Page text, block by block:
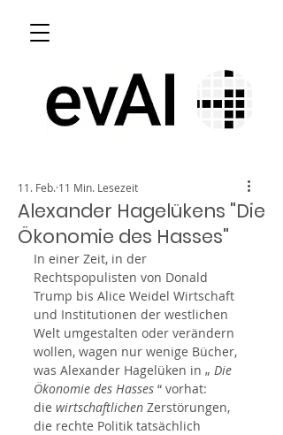
Alexander Hagelükens "Die
Ökonomie des Hasses"
11. Feb. 11 Min. Lesezeit
In einer Zeit, in der
Rechtspopulisten von Donald
Trump bis Alice Weidel Wirtschaft
und Institutionen der westlichen
Welt umgestalten oder verändern
wollen, wagen nur wenige Bücher,
was Alexander Hagelüken in „ Die
Ökonomie des Hasses “ vorhat:
die wirtschaftlichen Zerstörungen,
die rechte Politik tatsächlich